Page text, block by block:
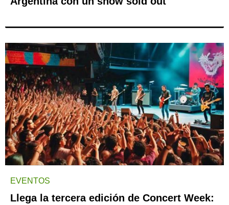
EVENTOS
Llega la tercera edición de Concert Week: